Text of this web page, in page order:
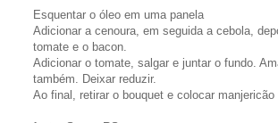
Esquentar o óleo em uma panela
Adicionar a cenoura, em seguida a cebola,
tomate e o bacon.
Adicionar o tomate, salgar e juntar o fundo.
também. Deixar reduzir.
Ao final, retirar o bouquet e colocar manjericão